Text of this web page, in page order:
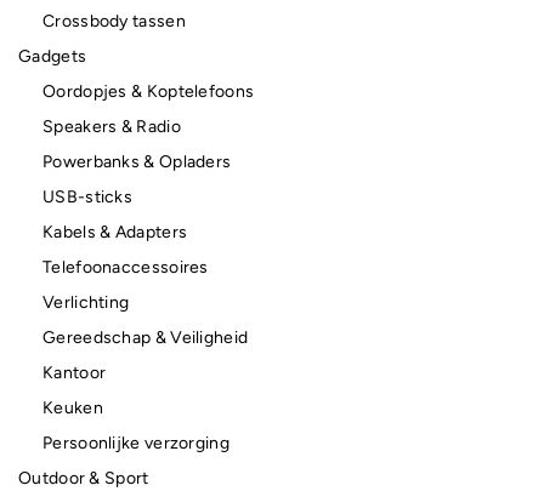
Crossbody tassen
Gadgets
Oordopjes & Koptelefoons
Speakers & Radio
Powerbanks & Opladers
USB-sticks
Kabels & Adapters
Telefoonaccessoires
Verlichting
Gereedschap & Veiligheid
Kantoor
Keuken
Persoonlijke verzorging
Outdoor & Sport